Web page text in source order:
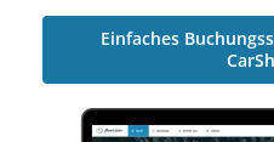
Einfaches